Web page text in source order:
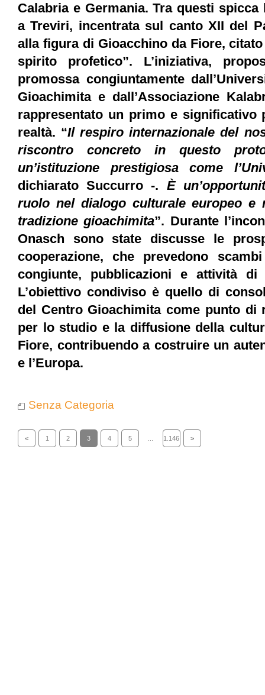
Calabria e Germania. Tra questi
a Treviri, incentrata sul canto XII del
alla figura di Gioacchino da Fiore,
spirito profetico”. L’iniziativa,
promossa congiuntamente
Gioachimita e dall’Associazione
rappresentato un primo e significativo
realtà. “Il respiro internazionale del
riscontro concreto in questo
un’istituzione prestigiosa come
dichiarato Succurro -. È
ruolo nel dialogo culturale europeo e
tradizione gioachimita”. Durante
Onasch sono state discusse le
cooperazione, che prevedono
congiunte, pubblicazioni e attività di
L’obiettivo condiviso è quello di
del Centro Gioachimita come punto di
per lo studio e la diffusione della
Fiore, contribuendo a costruire un
e l’Europa.
Senza Categoria
< 1 2 3 4 5 1.146 >